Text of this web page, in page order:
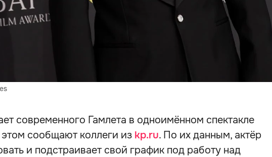
современного Гамлета в одноимённом спектакле
сообщают коллеги из kp.ru. По их данным, актёр
и подстраивает свой график под работу над